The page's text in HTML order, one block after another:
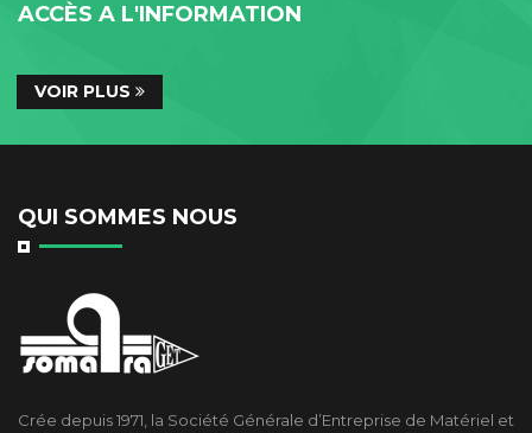
ACCÈS A L'INFORMATION
VOIR PLUS
QUI SOMMES NOUS
Crée depuis 1971, la Société Générale d’Entreprise de Matériel et